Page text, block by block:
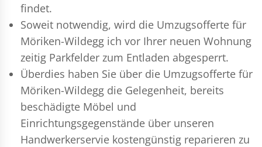
findet.
Soweit notwendig, wird die Umzugsofferte für
Möriken-Wildegg ich vor Ihrer neuen Wohnung
zeitig Parkfelder zum Entladen abgesperrt.
Überdies haben Sie über die Umzugsofferte für
Möriken-Wildegg die Gelegenheit, bereits
beschädigte Möbel und
Einrichtungsgegenstände über unseren
Handwerkerservie kostengünstig reparieren zu